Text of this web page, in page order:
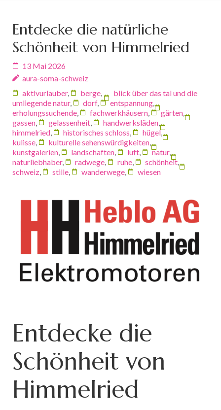
Entdecke die natürliche
Schönheit von Himmelried
13 Mai 2026
aura-soma-schweiz
aktivurlauber, berge
blick über das tal und die
umliegende natur, dorf, entspannung
erholungssuchende
fachwerkhäusern gärten
gassen
gelassenheit handwerksläden
himmelried
historisches schloss hügel,
kulisse
kulturelle sehenswürdigkeiten
kunstgalerien
landschaften luft natur,
naturliebhaber, radwege ruhe schönheit
schweiz
stille wanderwege wiesen
Entdecke die
Schönheit von
Himmelried